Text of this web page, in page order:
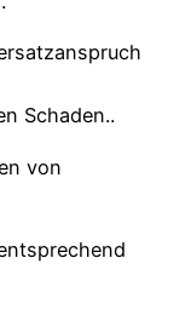
Schaden..
von